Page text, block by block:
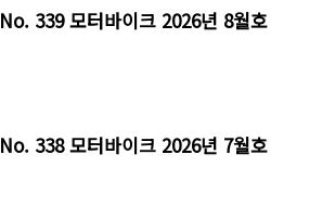
No. 339 모터바이크 2026년 8월호
No. 338 모터바이크 2026년 7월호